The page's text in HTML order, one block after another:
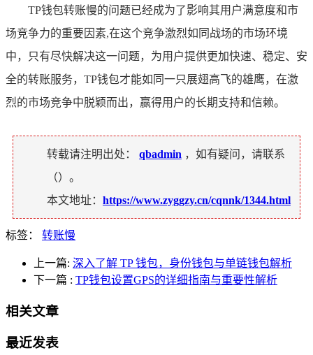
TP钱包转账慢的问题已经成为了影响其用户满意度和市
场竞争力的重要因素,在这个竞争激烈如同战场的市场环境
中，只有尽快解决这一问题，为用户提供更加快速、稳定、安
全的转账服务，TP钱包才能如同一只展翅高飞的雄鹰，在激
烈的市场竞争中脱颖而出，赢得用户的长期支持和信赖。
转载请注明出处： qbadmin ，如有疑问，请联系
（）。
本文地址： https://www.zyggzy.cn/cqnnk/1344.html
标签： 转账慢
上一篇: 深入了解 TP 钱包，身份钱包与单链钱包解析
下一篇 : TP钱包设置GPS的详细指南与重要性解析
相关文章
最近发表